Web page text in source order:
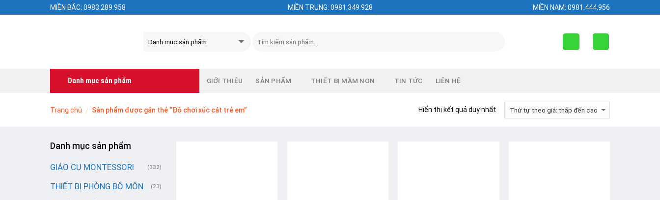
MIỀN BẮC: 0983.289.958 MIỀN TRUNG: 0981.349.928 MIỀN NAM: 0981.444.956
Danh mục sản phẩm GIỚI THIỆU SẢN PHẨM THIẾT BỊ MẦM NON TIN TỨC LIÊN HỆ
Trang chủ / Sản phẩm được gắn thẻ “Đồ chơi xúc cát trẻ em” Hiển thị kết quả duy nhất
Danh mục sản phẩm
GIÁO CỤ MONTESSORI (332)
THIẾT BỊ PHÒNG BỘ MÔN (23)